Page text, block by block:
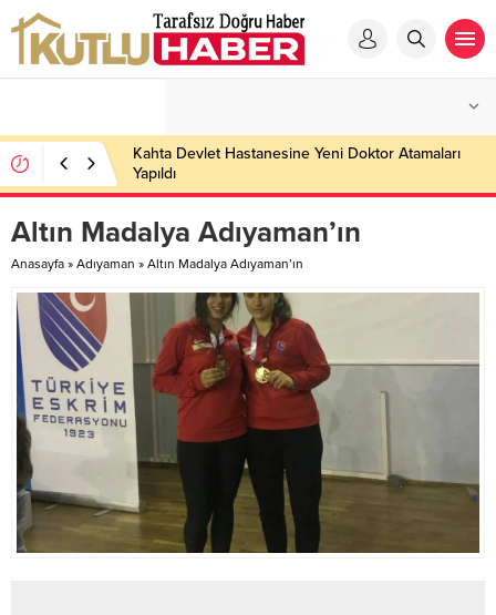
Kahta Devlet Hastanesine Yeni Doktor Atamaları
Yapıldı
Altın Madalya Adıyaman’ın
Anasayfa » Adıyaman » Altın Madalya Adıyaman’ın